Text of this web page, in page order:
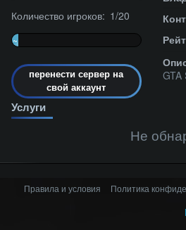
Количество игроков: 1/20
~
перенести сервер на
свой аккаунт
Услуги
Не
Правила и условия Политика